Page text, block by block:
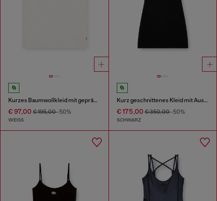
Kurzes Baumwollkleid mit geprägter Kette
€ 97,00 € 195,00-50%
WEISS
Kurz geschnittenes Kleid mit Ausschnitt aus gerippter Wollstrickware
€ 175,00€ 350,00-50%
SCHWARZ